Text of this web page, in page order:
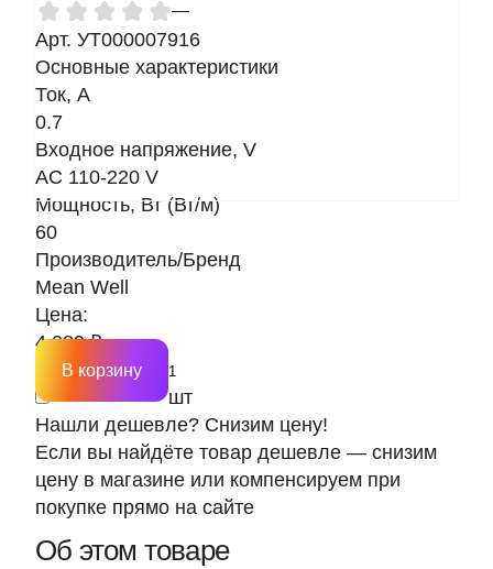
—
Арт. УТ000007916
Основные характеристики
Ток, A
0.7
Входное напряжение, V
AC 110-220 V
Мощность, Вт (Вт/м)
60
Производитель/Бренд
Mean Well
Цена:
4 089 ₽
шт
В корзину
Нашли дешевле? Снизим цену!
Если вы найдёте товар дешевле — снизим
цену в магазине или компенсируем при
покупке прямо на сайте
Об этом товаре